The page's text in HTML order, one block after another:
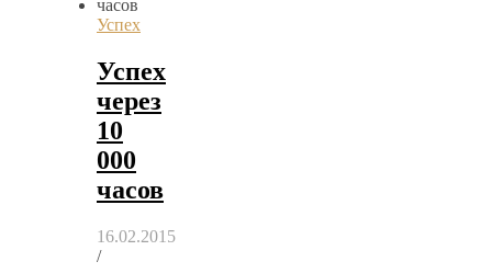
Успех
Успех
через
10
000
часов
16.02.2015
/